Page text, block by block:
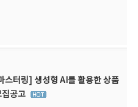
스터링] 생성형 AI를 활용한 상품
집공고